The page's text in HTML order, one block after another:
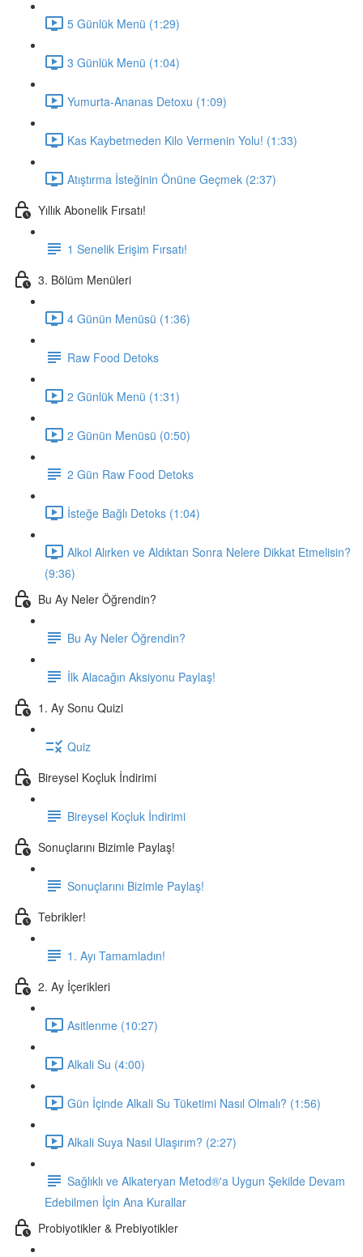
5 Günlük Menü (1:29)
3 Günlük Menü (1:04)
Yumurta-Ananas Detoxu (1:09)
Kas Kaybetmeden Kilo Vermenin Yolu! (1:33)
Atıştırma İsteğinin Önüne Geçmek (2:37)
Yıllık Abonelik Fırsatı!
1 Senelik Erişim Fırsatı!
3. Bölüm Menüleri
4 Günün Menüsü (1:36)
Raw Food Detoks
2 Günlük Menü (1:31)
2 Günün Menüsü (0:50)
2 Gün Raw Food Detoks
İsteğe Bağlı Detoks (1:04)
Alkol Alırken ve Aldıktan Sonra Nelere Dikkat Etmelisin?
(9:36)
Bu Ay Neler Öğrendin?
Bu Ay Neler Öğrendin?
İlk Alacağın Aksiyonu Paylaş!
1. Ay Sonu Quizi
Quiz
Bireysel Koçluk İndirimi
Bireysel Koçluk İndirimi
Sonuçlarını Bizimle Paylaş!
Sonuçlarını Bizimle Paylaş!
Tebrikler!
1. Ayı Tamamladın!
2. Ay İçerikleri
Asitlenme (10:27)
Alkali Su (4:00)
Gün İçinde Alkali Su Tüketimi Nasıl Olmalı? (1:56)
Alkali Suya Nasıl Ulaşırım? (2:27)
Sağlıklı ve Alkateryan Metod®'a Uygun Şekilde Devam
Edebilmen İçin Ana Kurallar
Probiyotikler & Prebiyotikler